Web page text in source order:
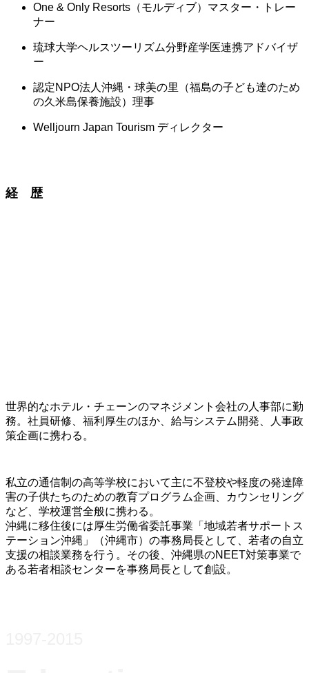
One & Only Resorts（モルディブ）マスター・トレー
ナー
琉球大学ヘルスツーリズム分野産学医連携アドバイザ
ー
認定NPO法人沖縄・球美の里（福島の子ども達のため
の久米島保養施設）理事
Welljourn Japan Tourism ディレクター
経 歴
世界的なホテル・チェーンのマネジメント会社の人事部に勤
務。社員研修、福利厚生のほか、給与システム開発、人事政
策企画に携わる。
私立の通信制の高等学校において主に不登校や軽度の発達障
害の子供たちのための教育プログラム企画、カウンセリング
など、学校運営全般に携わる。
沖縄に移住後には厚生労働省委託事業「地域若者サポートス
テーション沖縄」（沖縄市）の事務局長として、若者の自立
支援の相談業務を行う。その後、沖縄県のNEET対策事業で
ある若者相談センターを事務局長として創設。